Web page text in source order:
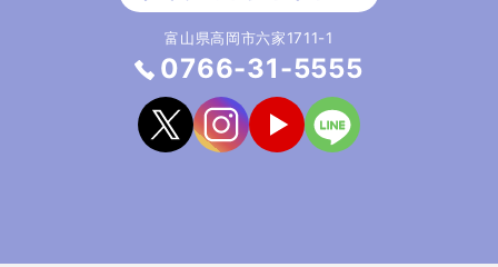
富山県高岡市六家1711-1
0766-31-5555